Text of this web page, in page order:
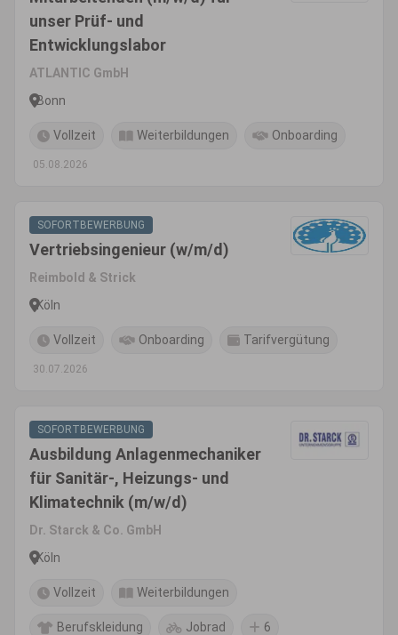
unser Prüf- und
Entwicklungslabor
ATLANTIC GmbH
Bonn
Vollzeit Weiterbildungen Onboarding
05.08.2026
SOFORTBEWERBUNG
Vertriebsingenieur (w/m/d)
Reimbold & Strick
Köln
Vollzeit Onboarding Tarifvergütung
30.07.2026
SOFORTBEWERBUNG
Ausbildung Anlagenmechaniker
für Sanitär-, Heizungs- und
Klimatechnik (m/w/d)
Dr. Starck & Co. GmbH
Köln
Vollzeit Weiterbildungen
Berufskleidung Jobrad 6